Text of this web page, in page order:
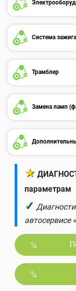
Система
Трамблер
Замена ламп
★
параметрам
✓
автосервисе